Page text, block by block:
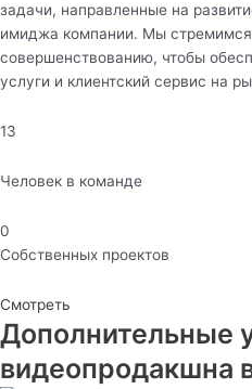
задачи, направленные на
имиджа компании. Мы
совершенствованию, чтобы
услуги и клиентский сервис на
13
Человек в команде
0
Собственных проектов
Смотреть
Дополнительные
видеопродакшна